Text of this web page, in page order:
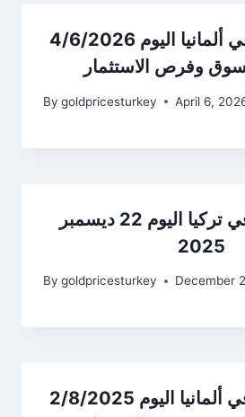
أسعار الذهب في ألمانيا اليوم 4/6/2026
وفرص الاستثمار
By goldpricesturkey April 6,
سعر الذهب في تركيا اليوم 22 ديسمبر
2025
By goldpricesturkey December
أسعار الذهب في ألمانيا اليوم 2/8/2025